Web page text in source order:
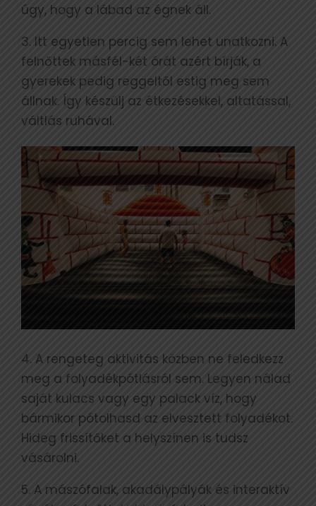
úgy, hogy a lábad az égnek áll.
3. Itt egyetlen percig sem lehet unatkozni. A
felnőttek másfél-két órát azért bírják, a
gyerekek pedig reggeltől estig meg sem
állnak. Így készülj az étkezésekkel, altatással,
váltlás ruhával.
4. A rengeteg aktivitás közben ne feledkezz
meg a folyadékpótlásról sem. Legyen nálad
saját kulacs vagy egy palack víz, hogy
bármikor pótolhasd az elvesztett folyadékot.
Hideg frissítőket a helyszínen is tudsz
vásárolni.
5. A mászófalak, akadálypályák és interaktív